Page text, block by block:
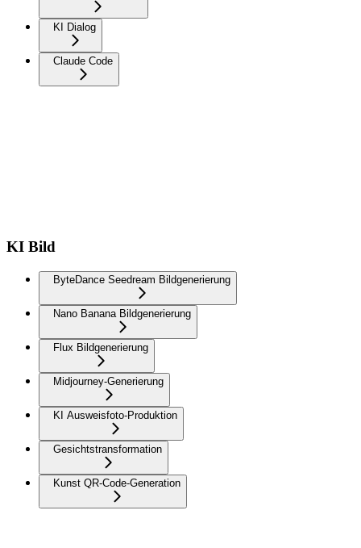
KI Dialog
Claude Code
KI Bild
ByteDance Seedream Bildgenerierung
Nano Banana Bildgenerierung
Flux Bildgenerierung
Midjourney-Generierung
KI Ausweisfoto-Produktion
Gesichtstransformation
Kunst QR-Code-Generation